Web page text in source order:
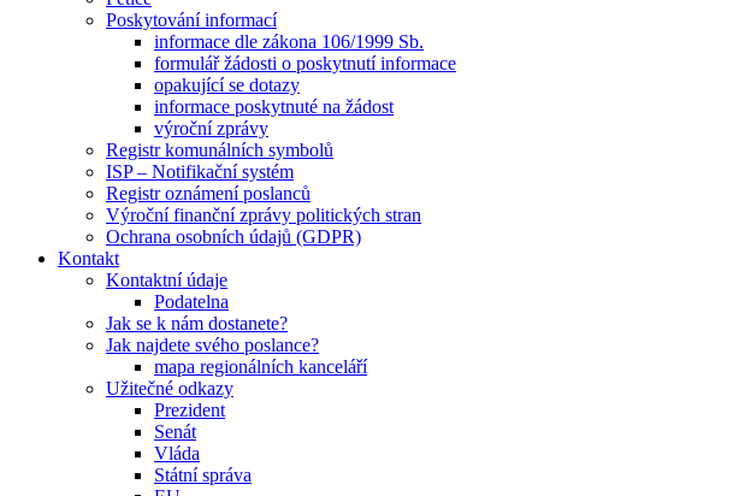
Poskytování informací
informace dle zákona 106/1999 Sb.
formulář žádosti o poskytnutí informace
opakující se dotazy
informace poskytnuté na žádost
výroční zprávy
Registr komunálních symbolů
ISP – Notifikační systém
Registr oznámení poslanců
Výroční finanční zprávy politických stran
Ochrana osobních údajů (GDPR)
Kontakt
Kontaktní údaje
Podatelna
Jak se k nám dostanete?
Jak najdete svého poslance?
mapa regionálních kanceláří
Užitečné odkazy
Prezident
Senát
Vláda
Státní správa